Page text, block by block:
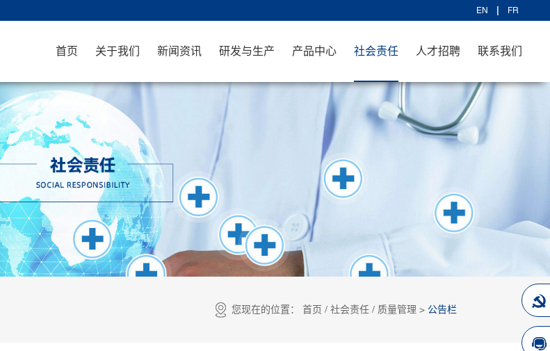
EN FR
首页 关于我们 新闻资讯 研发与生产 产品中心 社会责任 人才招聘 联系我们
您现在的位置： 首页 / 社会责任 / 质量管理 > 公告栏